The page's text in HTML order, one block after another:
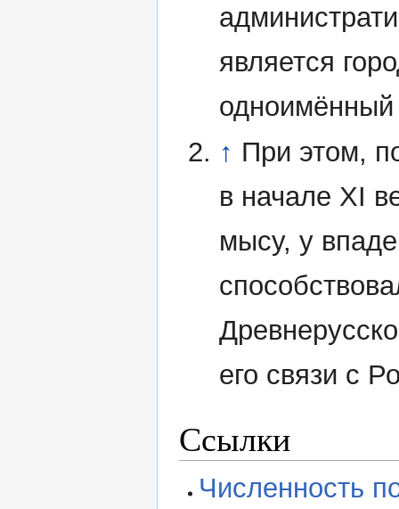
является
одноимённый
↑ При этом,
в начале XI
мысу, у
его связи с
Ссылки
Численность